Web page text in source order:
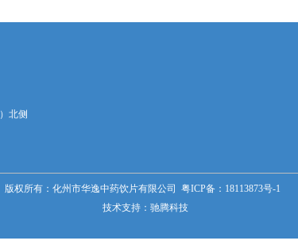
北侧
版权所有：化州市华逸中药饮片有限公司 粤ICP备：18113873号-1
技术支持： 驰腾科技